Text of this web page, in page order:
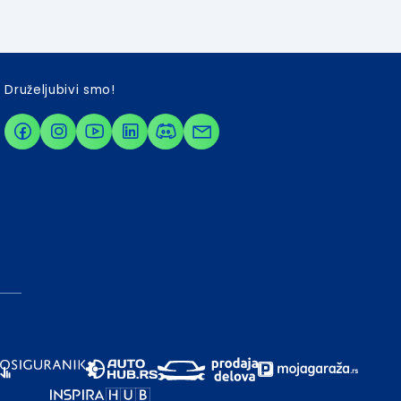
Druželjubivi smo!